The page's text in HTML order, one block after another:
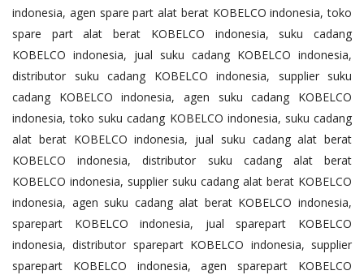
indonesia, agen spare part alat berat KOBELCO indonesia, toko
spare part alat berat KOBELCO indonesia, suku cadang
KOBELCO indonesia, jual suku cadang KOBELCO indonesia,
distributor suku cadang KOBELCO indonesia, supplier suku
cadang KOBELCO indonesia, agen suku cadang KOBELCO
indonesia, toko suku cadang KOBELCO indonesia, suku cadang
alat berat KOBELCO indonesia, jual suku cadang alat berat
KOBELCO indonesia, distributor suku cadang alat berat
KOBELCO indonesia, supplier suku cadang alat berat KOBELCO
indonesia, agen suku cadang alat berat KOBELCO indonesia,
sparepart KOBELCO indonesia, jual sparepart KOBELCO
indonesia, distributor sparepart KOBELCO indonesia, supplier
sparepart KOBELCO indonesia, agen sparepart KOBELCO